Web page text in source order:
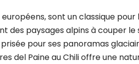
sont un classique
des paysages alpins à couper le
pour ses panoramas
del Paine au Chili offre une